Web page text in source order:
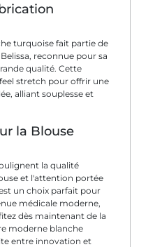
turquoise fait partie de
reconnue pour sa
qualité. Cette
stretch pour offrir une
alliant souplesse et
la Blouse
la qualité
et l'attention portée
un choix parfait pour
médicale moderne,
dès maintenant de la
moderne blanche
entre innovation et